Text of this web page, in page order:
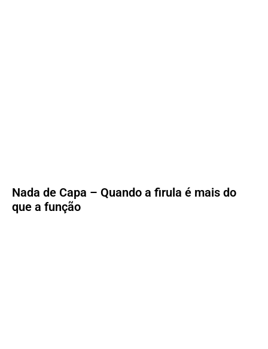
Nada de Capa – Quando a firula é mais do
que a função